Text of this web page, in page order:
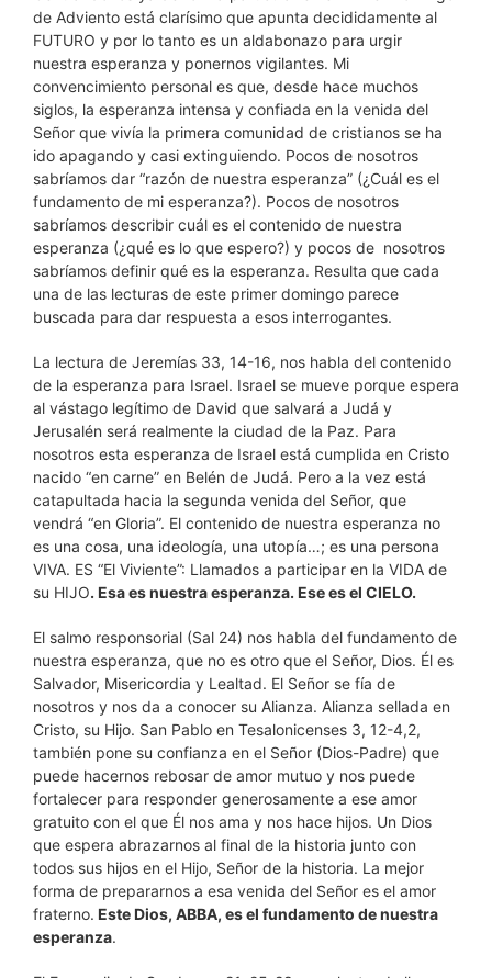
de Adviento está clarísimo que apunta decididamente al
FUTURO y por lo tanto es un aldabonazo para urgir
nuestra esperanza y ponernos vigilantes. Mi
convencimiento personal es que, desde hace muchos
siglos, la esperanza intensa y confiada en la venida del
Señor que vivía la primera comunidad de cristianos se ha
ido apagando y casi extinguiendo. Pocos de nosotros
sabríamos dar “razón de nuestra esperanza” (¿Cuál es el
fundamento de mi esperanza?). Pocos de nosotros
sabríamos describir cuál es el contenido de nuestra
esperanza (¿qué es lo que espero?) y pocos de nosotros
sabríamos definir qué es la esperanza. Resulta que cada
una de las lecturas de este primer domingo parece
buscada para dar respuesta a esos interrogantes.
La lectura de Jeremías 33, 14-16, nos habla del contenido
de la esperanza para Israel. Israel se mueve porque espera
al vástago legítimo de David que salvará a Judá y
Jerusalén será realmente la ciudad de la Paz. Para
nosotros esta esperanza de Israel está cumplida en Cristo
nacido “en carne” en Belén de Judá. Pero a la vez está
catapultada hacia la segunda venida del Señor, que
vendrá “en Gloria”. El contenido de nuestra esperanza no
es una cosa, una ideología, una utopía…; es una persona
VIVA. ES “El Viviente”: Llamados a participar en la VIDA de
su HIJO. Esa es nuestra esperanza. Ese es el CIELO.
El salmo responsorial (Sal 24) nos habla del fundamento de
nuestra esperanza, que no es otro que el Señor, Dios. Él es
Salvador, Misericordia y Lealtad. El Señor se fía de
nosotros y nos da a conocer su Alianza. Alianza sellada en
Cristo, su Hijo. San Pablo en Tesalonicenses 3, 12-4,2,
también pone su confianza en el Señor (Dios-Padre) que
puede hacernos rebosar de amor mutuo y nos puede
fortalecer para responder generosamente a ese amor
gratuito con el que Él nos ama y nos hace hijos. Un Dios
que espera abrazarnos al final de la historia junto con
todos sus hijos en el Hijo, Señor de la historia. La mejor
forma de prepararnos a esa venida del Señor es el amor
fraterno. Este Dios, ABBA, es el fundamento de nuestra
esperanza.